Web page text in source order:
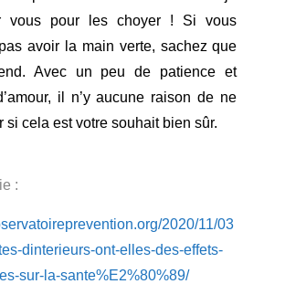
vous pour les choyer ! Si vous
avoir la main verte, sachez que
Avec un peu de patience et
il n’y aucune raison de ne
si cela est votre souhait bien sûr.
:
2020/11/03
dinterieurs-ont-elles-des-effets-
sur-la-sante%E2%80%89/